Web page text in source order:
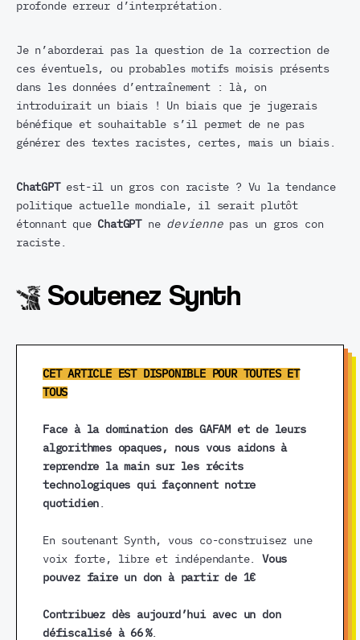
profonde erreur d’interprétation.
Je n’aborderai pas la question de la correction de
ces éventuels, ou probables motifs moisis présents
dans les données d’entraînement : là, on
introduirait un biais ! Un biais que je jugerais
bénéfique et souhaitable s’il permet de ne pas
générer des textes racistes, certes, mais un biais.
ChatGPTest-il un gros con raciste ? Vu la tendance
politique actuelle mondiale, il serait plutôt
étonnant que ChatGPTne deviennepas un gros con
raciste.
Soutenez Synth
CET ARTICLE EST DISPONIBLE POUR TOUTES ET
TOUS
Face à la domination des GAFAM et de leurs
algorithmes opaques, nous vous aidons à
reprendre la main sur les récits
technologiques qui façonnent notre
quotidien .
En soutenant Synth, vous co-construisez une
voix forte, libre et indépendante.Vous
pouvez faire un don à partir de 1€
Contribuez dès aujourd’hui avec un don
défiscalisé à 66 %.